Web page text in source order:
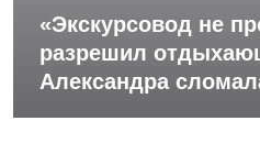
«Экскурсовод не
разрешил
Александра